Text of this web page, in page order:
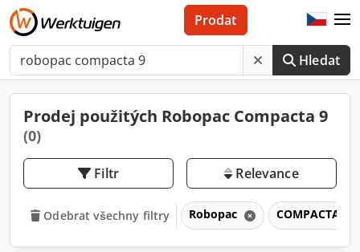
Hledat
Prodat
Prodej použitých Robopac Compacta 9
(0)
Filtr Relevance
Odebrat všechny filtry Robopac COMPACTA 9